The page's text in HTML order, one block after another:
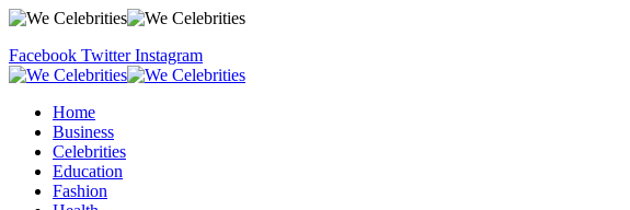
Facebook Twitter Instagram
Home
Business
Celebrities
Education
Fashion